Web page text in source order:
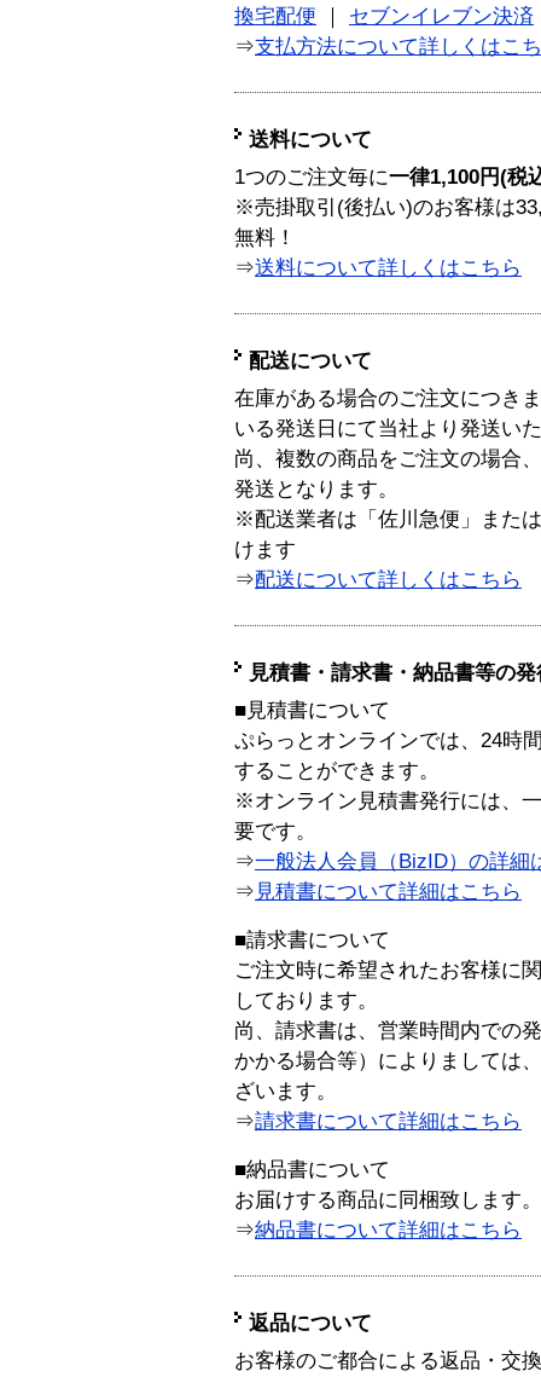
換宅配便
セブンイレブン決済
⇒支払方法について詳しくはこ
送料について
1つのご注文毎に一律1,100円(税
※売掛取引(後払い)のお客様は
無料！
⇒送料について詳しくはこちら
配送について
在庫がある場合のご注文につき
いる発送日にて当社より発送い
尚、複数の商品をご注文の場合
発送となります。
※配送業者は「佐川急便」また
けます
⇒配送について詳しくはこちら
見積書・請求書・納品書等の
■見積書について
ぷらっとオンラインでは、24時
することができます。
※オンライン見積書発行には、
要です。
⇒一般法人会員（BizID）の詳細
⇒ 見積書について詳細はこちら
■請求書について
ご注文時に希望されたお客様に
しております。
尚、請求書は、営業時間内での
かかる場合等）によりましては
ざいます。
⇒請求書について詳細はこちら
■納品書について
お届けする商品に同梱致します。
⇒納品書について詳細はこちら
返品について
お客様のご都合による返品・交